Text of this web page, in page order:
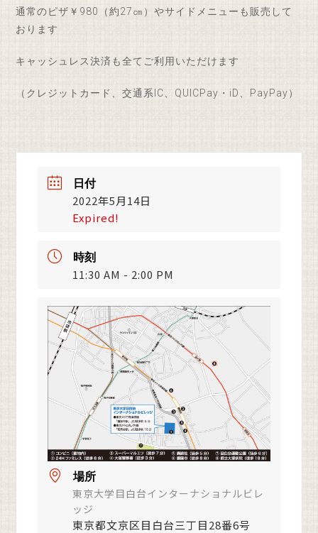
通常のピザ￥980（約27㎝）やサイドメニューも販売して
おります
キャッシュレス決済も全てご利用いただけます
（クレジットカード、交通系IC、QUICPay・iD、PayPay）
日付
2022年5月14日
Expired!
時刻
11:30 AM - 2:00 PM
場所
東京大学目白台インターナショナルビレ
ッジ
東京都文京区目白台三丁目28番6号